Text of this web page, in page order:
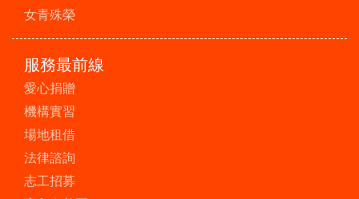
女青殊榮
服務最前線
愛心捐贈
機構實習
場地租借
法律諮詢
志工招募